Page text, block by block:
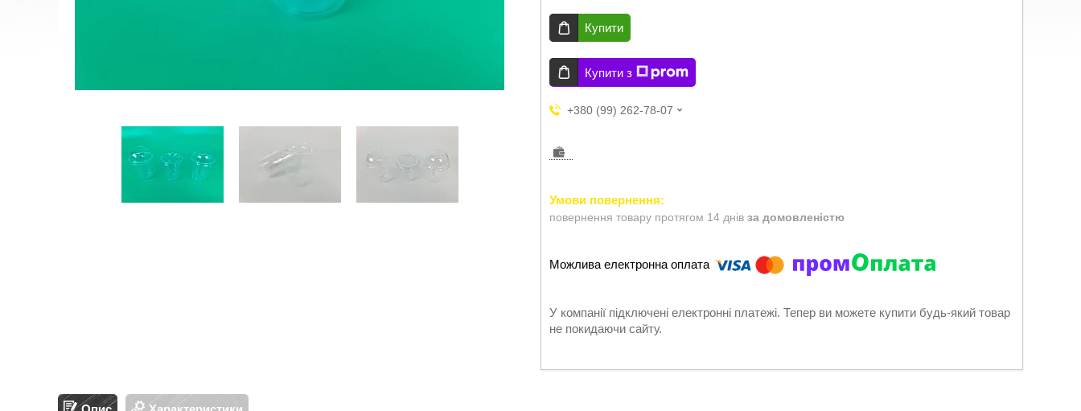
Купити
Купити з
+380 (99) 262-78-07
повернення товару протягом 14 днів за домовленістю
У компанії підключені електронні платежі. Тепер ви можете купити будь-який товар
не покидаючи сайту.